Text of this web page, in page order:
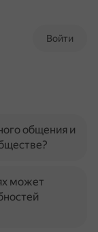
Войти
общения и
может